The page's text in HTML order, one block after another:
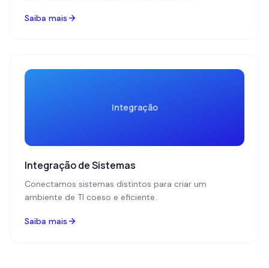
Saiba mais
Integração
Integração de Sistemas
Conectamos sistemas distintos para criar um
ambiente de TI coeso e eficiente.
Saiba mais